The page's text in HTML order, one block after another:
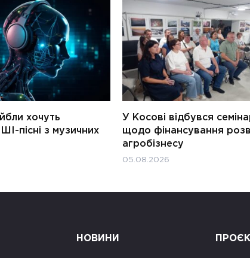
хочуть
пісні з музичних
У Косові відбувся
щодо фінансування
агробізнесу
05.08.2026
НОВИНИ